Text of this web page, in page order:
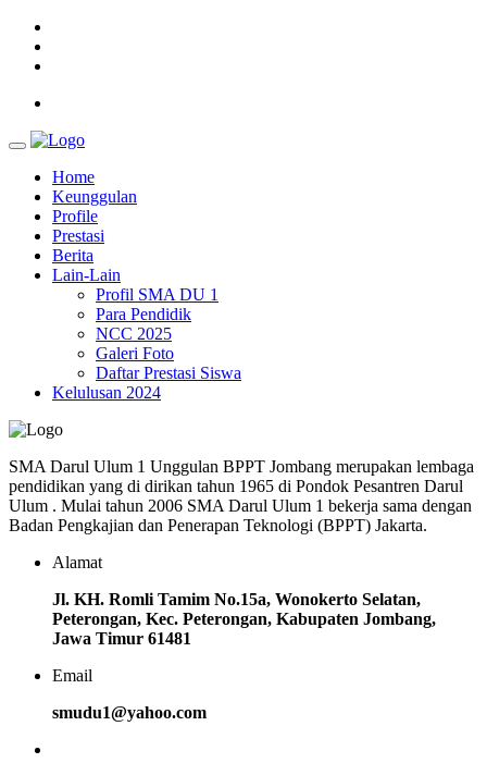
Home
Keunggulan
Profile
Prestasi
Berita
Lain-Lain
Profil SMA DU 1
Para Pendidik
NCC 2025
Galeri Foto
Daftar Prestasi Siswa
Kelulusan 2024
SMA Darul Ulum 1 Unggulan BPPT Jombang merupakan lembaga
pendidikan yang di dirikan tahun 1965 di Pondok Pesantren Darul
Ulum . Mulai tahun 2006 SMA Darul Ulum 1 bekerja sama dengan
Badan Pengkajian dan Penerapan Teknologi (BPPT) Jakarta.
Alamat
Jl. KH. Romli Tamim No.15a, Wonokerto Selatan,
Peterongan, Kec. Peterongan, Kabupaten Jombang,
Jawa Timur 61481
Email
smudu1@yahoo.com